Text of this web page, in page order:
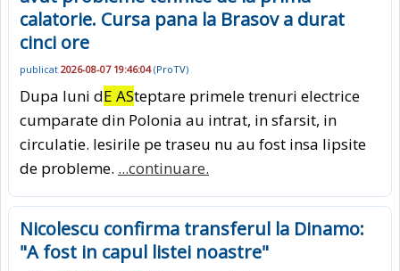
calatorie. Cursa pana la Brasov a durat
cinci ore
publicat 2026-08-07 19:46:04(ProTV)
Dupa luni dE ASteptare primele trenuri electrice
cumparate din Polonia au intrat, in sfarsit, in
circulatie. Iesirile pe traseu nu au fost insa lipsite
de probleme. ...continuare.
Nicolescu confirma transferul la Dinamo:
"A fost in capul listei noastre"